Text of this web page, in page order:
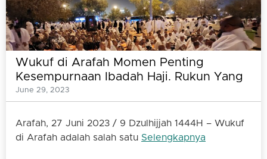
Wukuf di Arafah Momen Penting
Kesempurnaan Ibadah Haji. Rukun Yang
Tidak Boleh Ditinggalkan Jamaah Haji
June 29, 2023
Arafah, 27 Juni 2023 / 9 Dzulhijjah 1444H – Wukuf
di Arafah adalah salah satu Selengkapnya